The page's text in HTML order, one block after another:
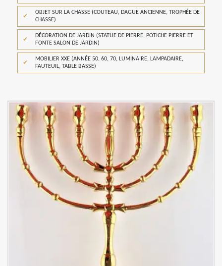
OBJET SUR LA CHASSE (COUTEAU, DAGUE ANCIENNE, TROPHÉE DE
CHASSE)
DÉCORATION DE JARDIN (STATUE DE PIERRE, POTICHE PIERRE ET
FONTE SALON DE JARDIN)
MOBILIER XXE (ANNÉE 50, 60, 70, LUMINAIRE, LAMPADAIRE,
FAUTEUIL, TABLE BASSE)